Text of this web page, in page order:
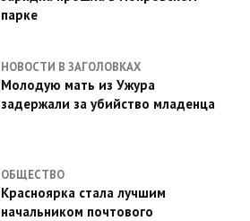
парке
НОВОСТИ В ЗАГОЛОВКАХ
Молодую мать из Ужура
задержали за убийство младенца
ОБЩЕСТВО
Красноярка стала лучшим
начальником почтового